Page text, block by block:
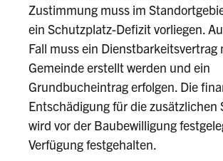
Zustimmung muss im
ein Schutzplatz-Defizit vorliegen.
Fall muss ein Dienstbarkeitsvertrag
Gemeinde erstellt werden und ein
Grundbucheintrag erfolgen. Die
Entschädigung für die zusätzlichen
wird vor der Baubewilligung
Verfügung festgehalten.